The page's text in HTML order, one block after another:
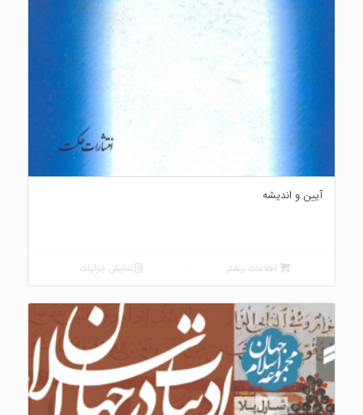
آیین و اندیشه
اطلاعات بیشتر نمایش جزئیات